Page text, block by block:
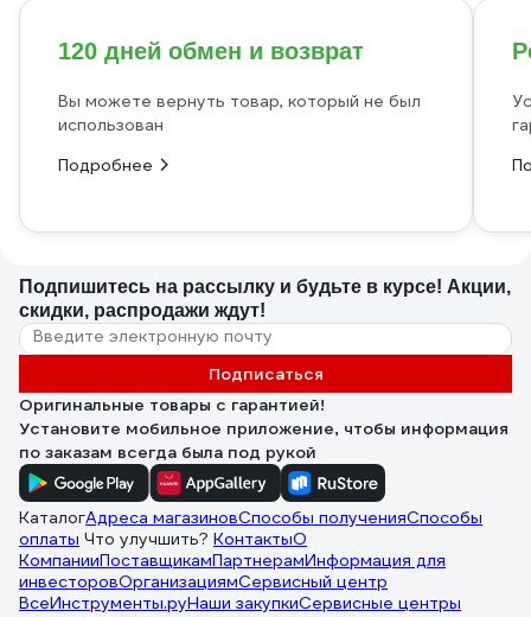
120 дней обмен и возврат
Вы можете вернуть товар, который не был
использован
Подробнее
Подпишитесь на рассылку и будьте в курсе! Акции,
скидки, распродажи ждут!
Подписаться
Оригинальные товары с гарантией!
Установите мобильное приложение, чтобы информация
по заказам всегда была под рукой
КаталогАдреса магазиновСпособы полученияСпособы
оплаты Что улучшить? КонтактыО
КомпанииПоставщикамПартнерамИнформация для
инвесторовОрганизациямСервисный центр
ВсеИнструменты.руНаши закупкиСервисные центры